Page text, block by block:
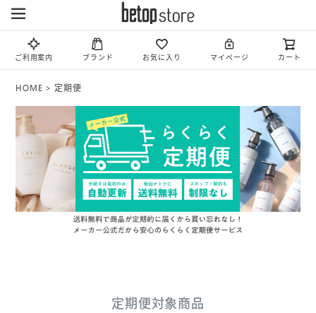
ご利用案内 ブランド お気に入り マイページ カート
HOME 定期便
定期便対象商品